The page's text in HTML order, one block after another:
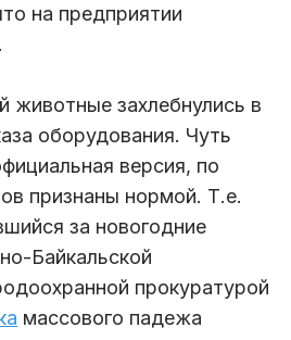
на предприятии
животные захлебнулись в
оборудования. Чуть
версия, по
признаны нормой. Т.е.
за новогодние
Байкальской
прокуратурой
массового падежа